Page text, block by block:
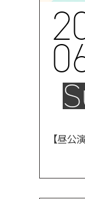
【昼